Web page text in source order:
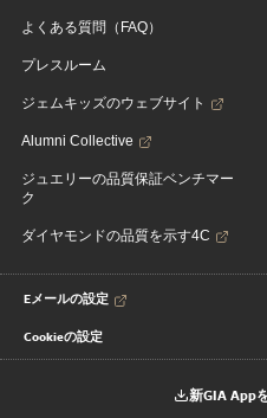
よくある質問（FAQ）
プレスルーム
ジェムキッズのウェブサイト
Alumni Collective
ジュエリーの品質保証ベンチマー
ク
ダイヤモンドの品質を示す4C
Eメールの設定
Cookieの設定
新GIA App